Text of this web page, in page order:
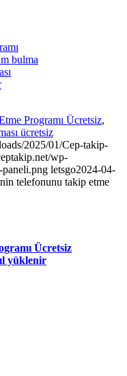
bulma
Programı Ücretsiz,
ücretsiz
2025/01/Cep-takip-
wp-
letsgo2024-04-
telefonunu takip etme
Ücretsiz
yüklenir